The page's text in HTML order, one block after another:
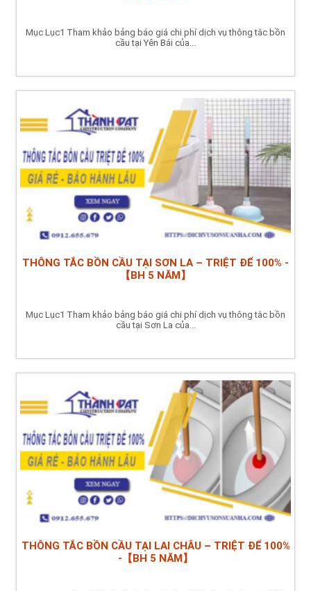
Mục Lục1 Tham khảo bảng báo giá chi phí dịch vụ thông tắc bồn
cầu tại Yên Bái của...
THÔNG TẮC BỒN CẦU TẠI SƠN LA – TRIỆT ĐỂ 100% -
【BH 5 NĂM】
Mục Lục1 Tham khảo bảng báo giá chi phí dịch vụ thông tắc bồn
cầu tại Sơn La của...
THÔNG TẮC BỒN CẦU TẠI LAI CHÂU – TRIỆT ĐỂ 100%
-【BH 5 NĂM】